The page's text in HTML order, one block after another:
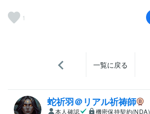
1
一覧に戻る
蛇祈羽＠リアル祈祷師
本人確認
機密保持契約(NDA)